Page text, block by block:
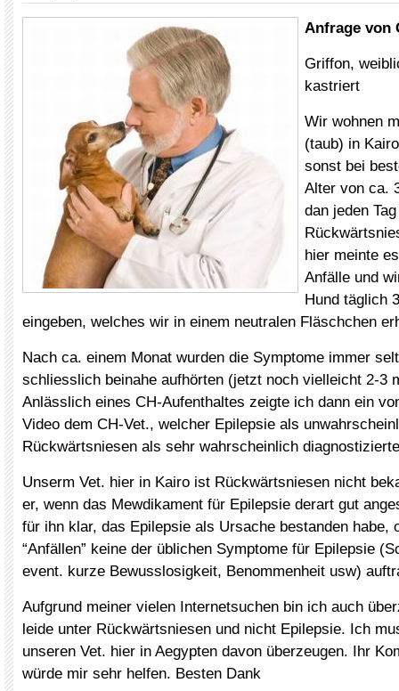
Anfrage von
Griffon,
kastriert
Wir wohnen
(taub) in
sonst bei
Alter von ca.
dan jeden
hier meinte
Anfälle und
Hund täglich
eingeben, welches wir in einem neutralen Fläschchen
Nach ca. einem Monat wurden die Symptome immer
schliesslich beinahe aufhörten (jetzt noch vielleicht 2-3
Anlässlich eines CH-Aufenthaltes zeigte ich dann ein
Video dem CH-Vet., welcher Epilepsie als
Rückwärtsniesen als sehr wahrscheinlich
Unserm Vet. hier in Kairo ist Rückwärtsniesen nicht
er, wenn das Mewdikament für Epilepsie derart gut
für ihn klar, das Epilepsie als Ursache bestanden habe,
“Anfällen” keine der üblichen Symptome für Epilepsie
event. kurze Bewusslosigkeit, Benommenheit usw)
Aufgrund meiner vielen Internetsuchen bin ich auch
leide unter Rückwärtsniesen und nicht Epilepsie. Ich
unseren Vet. hier in Aegypten davon überzeugen. Ihr
würde mir sehr helfen. Besten Dank